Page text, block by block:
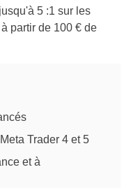
5 :1 sur les
partir de 100 € de
Trader 4 et 5
et à